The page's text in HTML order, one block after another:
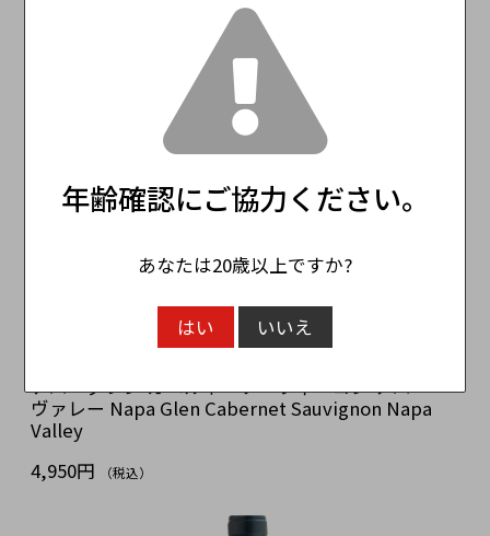
ナパ・グレン カベルネ・ソーヴィニヨン ナパ・
ヴァレー Napa Glen Cabernet Sauvignon Napa
Valley
4,950円
（税込）
年齢確認にご協力ください。
あなたは20歳以上ですか?
はい いいえ